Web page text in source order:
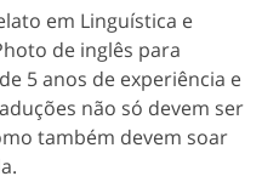
em Linguística e
de inglês para
5 anos de experiência e
não só devem ser
também devem soar